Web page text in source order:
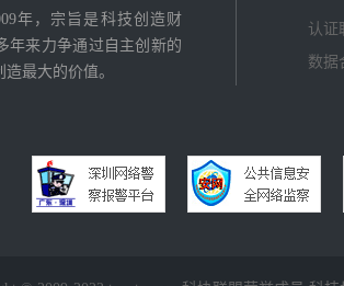
年，宗旨是科技创造财
年来力争通过自主创新的
最大的价值。
认证
数据